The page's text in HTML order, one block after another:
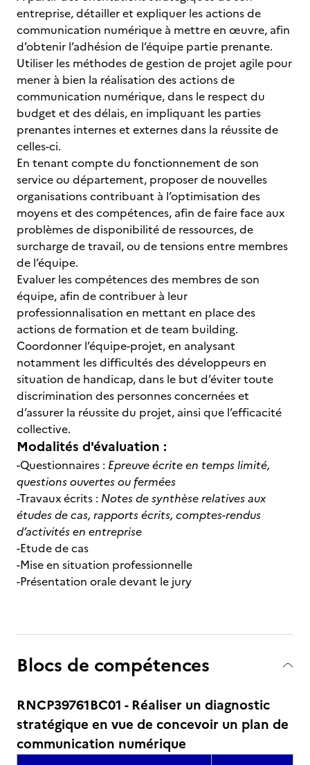
entreprise, détailler et expliquer les actions de
communication numérique à mettre en œuvre, afin
d’obtenir l’adhésion de l’équipe partie prenante.
Utiliser les méthodes de gestion de projet agile pour
mener à bien la réalisation des actions de
communication numérique, dans le respect du
budget et des délais, en impliquant les parties
prenantes internes et externes dans la réussite de
celles-ci.
En tenant compte du fonctionnement de son
service ou département, proposer de nouvelles
organisations contribuant à l’optimisation des
moyens et des compétences, afin de faire face aux
problèmes de disponibilité de ressources, de
surcharge de travail, ou de tensions entre membres
de l’équipe.
Evaluer les compétences des membres de son
équipe, afin de contribuer à leur
professionnalisation en mettant en place des
actions de formation et de team building.
Coordonner l’équipe-projet, en analysant
notamment les difficultés des développeurs en
situation de handicap, dans le but d’éviter toute
discrimination des personnes concernées et
d’assurer la réussite du projet, ainsi que l’efficacité
collective.
Modalités d'évaluation :
-Questionnaires : Epreuve écrite en temps limité,
questions ouvertes ou fermées
-Travaux écrits : Notes de synthèse relatives aux
études de cas, rapports écrits, comptes-rendus
d’activités en entreprise
-Etude de cas
-Mise en situation professionnelle
-Présentation orale devant le jury
Blocs de compétences
RNCP39761BC01 - Réaliser un diagnostic
stratégique en vue de concevoir un plan de
communication numérique